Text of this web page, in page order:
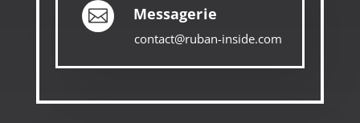
 Messagerie
contact@ruban-inside.com